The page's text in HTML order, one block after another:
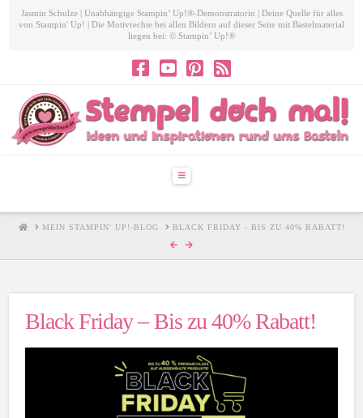
Jasmin Schulze | Unabhängige Stampin’ Up!®-Demonstratorin | Deine Quelle für alles
von Stampin' Up! | Die Motivrechte bei allen Bildern auf dieser Seite mit Bastelmaterial
liegen bei: © Stampin’ Up!®
Navigation
HOMEMEIN STAMPIN' UP!-BLOG BLACK FRIDAY - BIS ZU 40% RABATT!
Black Friday – Bis zu 40% Rabatt!